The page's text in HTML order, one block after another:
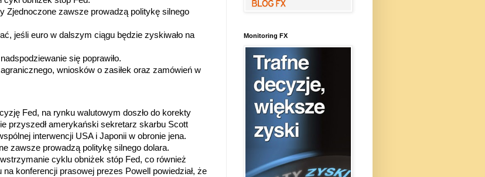
Zjednoczone zawsze prowadzą politykę silnego
jeśli euro w dalszym ciągu będzie zyskiwało na
się poprawiło.
wniosków o zasiłek oraz zamówień w
Fed, na rynku walutowym doszło do korekty
przyszedł amerykański sekretarz skarbu Scott
interwencji USA i Japonii w obronie jena.
zawsze prowadzą politykę silnego dolara.
cyklu obniżek stóp Fed, co również
konferencji prasowej prezes Powell powiedział, że
Monitoring FX